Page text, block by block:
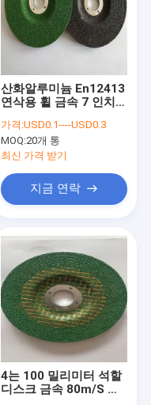
산화알루미늄 En12413
연삭용 휠 금속 7 인치당
가격:USD0.1----USD0.3
MOQ:20개 통
최신 가격 받기
지금 연락
4는 100 밀리미터 석할
디스크 금속 80m/S 연